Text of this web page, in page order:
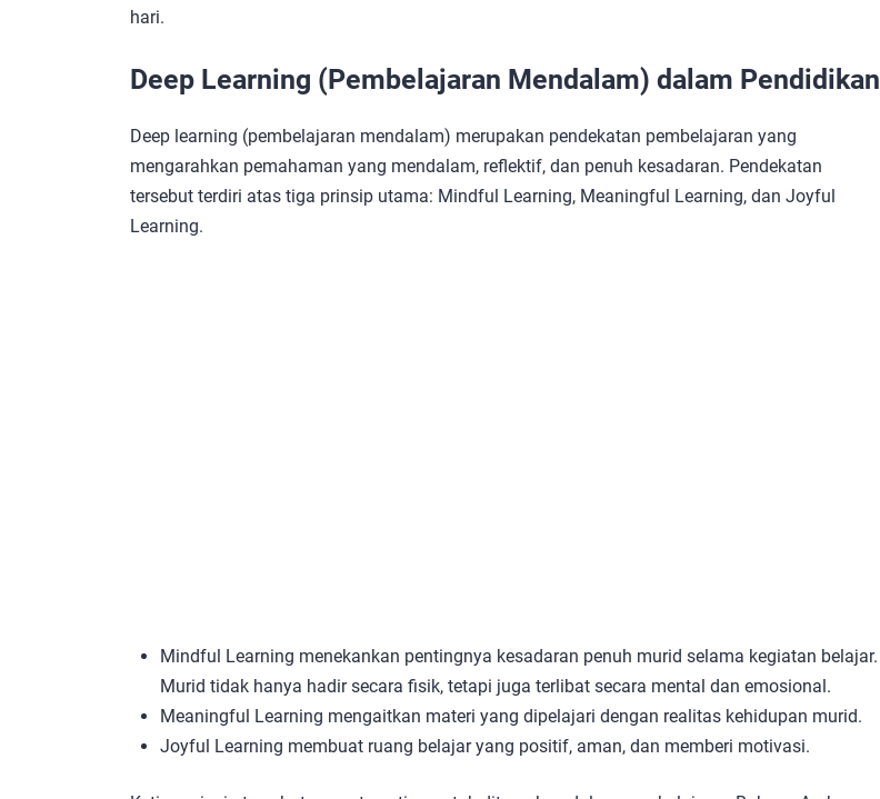
hari.
Deep Learning (Pembelajaran Mendalam) dalam Pendidikan
Deep learning (pembelajaran mendalam) merupakan pendekatan pembelajaran yang
mengarahkan pemahaman yang mendalam, reflektif, dan penuh kesadaran. Pendekatan
tersebut terdiri atas tiga prinsip utama: Mindful Learning, Meaningful Learning, dan Joyful
Learning.
Mindful Learning menekankan pentingnya kesadaran penuh murid selama kegiatan belajar.
Murid tidak hanya hadir secara fisik, tetapi juga terlibat secara mental dan emosional.
Meaningful Learning mengaitkan materi yang dipelajari dengan realitas kehidupan murid.
Joyful Learning membuat ruang belajar yang positif, aman, dan memberi motivasi.